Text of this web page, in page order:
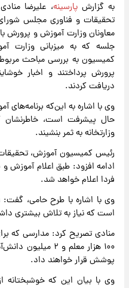
به گزارش پارسینه، علیرضا
تحقیقات و فناوری مجلس
معاونان وزارت آموزش و پرورش
جلسه که به میزبانی وزارت
کمیسیون به بررسی مباحث
پرورش پرداختند و اخبار
دریافت کردند.
وی با اشاره به این‌که
حال پیشرفت است، خاطرنشان
وزارتخانه به ثمر بنشیند.
رئیس کمیسیون آموزش،
ادامه افزود: طبق اعلام آموزش
فردا اعلام خواهد شد.
وی با اشاره با طرح حامی،
است که نیاز به تلاش بیشتری
منادی تصریح کرد: مدارسی که
۱۰۰ هزار معلم و
پوشش قرار خواهند داد.
وی با بیان این که